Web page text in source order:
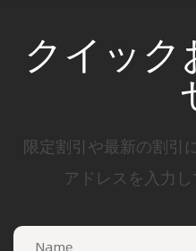
クイック
限定割引や最新の割引
アドレスを入力し